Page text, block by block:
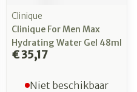
Clinique
Clinique For Men Max
Hydrating Water Gel 48ml
€ 35,17
Niet beschikbaar